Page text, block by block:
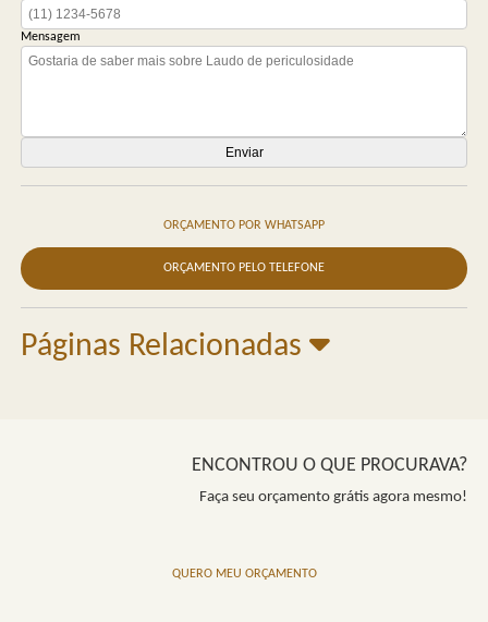
Mensagem
ORÇAMENTO POR WHATSAPP
ORÇAMENTO PELO TELEFONE
Páginas Relacionadas
ENCONTROU O QUE PROCURAVA?
Faça seu orçamento grátis agora mesmo!
QUERO MEU ORÇAMENTO